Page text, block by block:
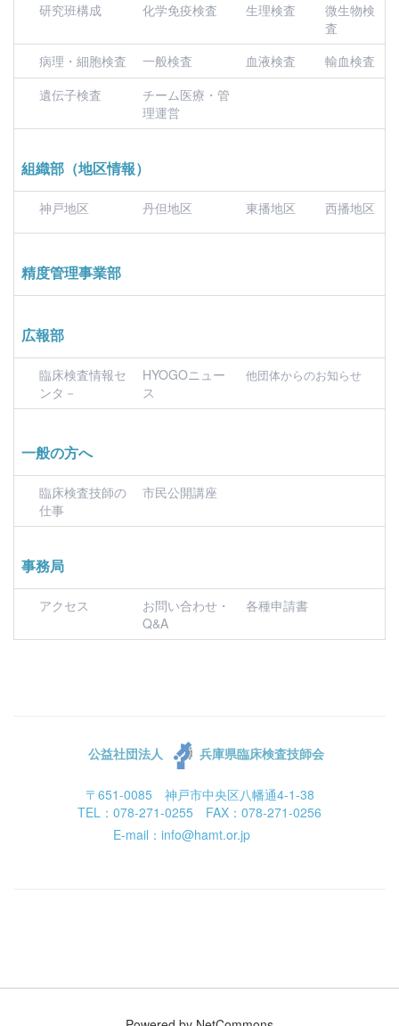
研究班構成 化学免疫検査 生理検査
微生物検
査
病理・細胞検査
一般検査 血液検査
輸血検査
遺伝子検査
チーム医療・管
理運営
組織部（地区情報）
神戸地区 丹但地区 東播地区 西播地区
精度管理事業部
広報部
臨床検査情報セ
ンタ－
HYOGOニュー
ス
他団体からのお知らせ
一般の方へ
臨床検査技師の
仕事
市民公開講座
事務局
アクセス
お問い合わせ・
Q&A
各種申請書
公益社団法人 兵庫県臨床検査技師会
〒651-0085 神戸市中央区八幡通4-1-38
TEL：078-271-0255 FAX：078-271-0256
E-mail：info@hamt.or.jp